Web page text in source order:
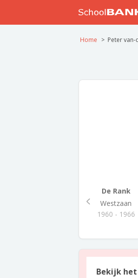
Home Peter
De Rank
Westzaan
1960 - 1966
Bekijk